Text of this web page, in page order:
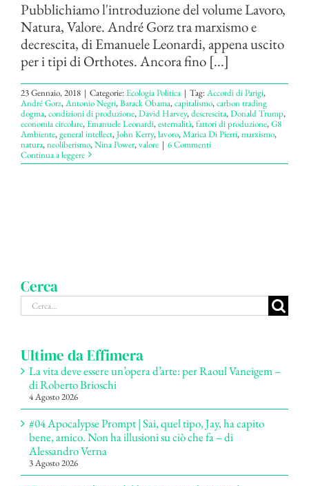
Pubblichiamo l'introduzione del volume Lavoro,
Natura, Valore. André Gorz tra marxismo e
decrescita, di Emanuele Leonardi, appena uscito
per i tipi di Orthotes. Ancora fino [...]
23 Gennaio, 2018 | Categorie:Ecologia Politica | Tag:Accordi di Parigi,
André Gorz,Antonio Negri,Barack Obama,capitalismo,carbon trading
dogma,condizioni di produzione,David Harvey,descrescita,Donald Trump,
economia circolare,Emanuele Leonardi,esternalità,fattori di produzione,G8
Ambiente,general intellect,John Kerry,lavoro,Marica Di Pierri,marxismo,
natura,neoliberismo,Nina Power,valore | 6 Commenti
Continua a leggere
Cerca
Cerca
per:
Ultime da Effimera
La vita deve essere un’opera d’arte: per Raoul Vaneigem –
di Roberto Brioschi
4 Agosto 2026
#04 Apocalypse Prompt | Sai, quel tipo, Jay, ha capito
bene, amico. Non ha illusioni su ciò che fa – di
Alessandro Verna
3 Agosto 2026